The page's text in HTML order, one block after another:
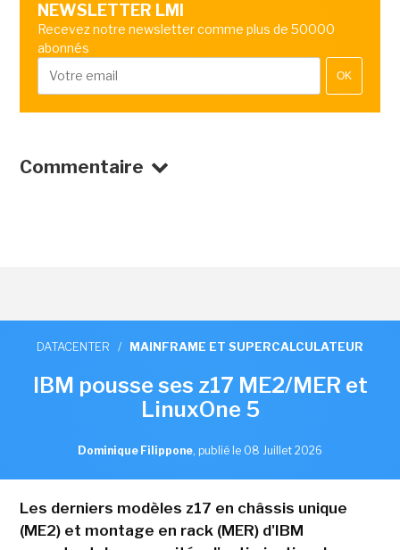
NEWSLETTER LMI
Recevez notre newsletter comme plus de 50000
abonnés
OK
Commentaire
DATACENTER / MAINFRAME ET SUPERCALCULATEUR
IBM pousse ses z17 ME2/MER et
LinuxOne 5
Dominique Filippone, publié le 08 Juillet 2026
Les derniers modèles z17 en châssis unique
(ME2) et montage en rack (MER) d'IBM